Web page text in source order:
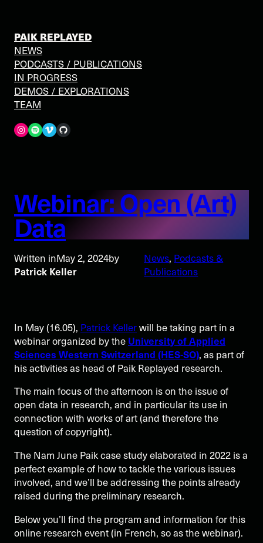
PAIK REPLAYED
NEWS
PODCASTS / PUBLICATIONS
IN PROGRESS
DEMOS / EXPLORATIONS
TEAM
Spotify Vimeo GitHub
Webinar: Open (Art)
Data
Written inMay 2, 2024by
Patrick Keller
News, Podcasts &
Publications
In May (16.05), Patrick Kellerwill be taking part in a
webinar organized by the University of Applied
Sciences Western Switzerland (HES-SO), as part of
his activities as head of Paik Replayed research.
The main focus of the afternoon is on the issue of
open data in research, and in particular its use in
connection with works of art (and therefore the
question of copyright).
The Nam June Paik case study elaborated in 2022 is a
perfect example of how to tackle the various issues
involved, and we’ll be addressing the points already
raised during the preliminary research.
Below you’ll find the program and information for this
online research event (in French, so as the webinar).